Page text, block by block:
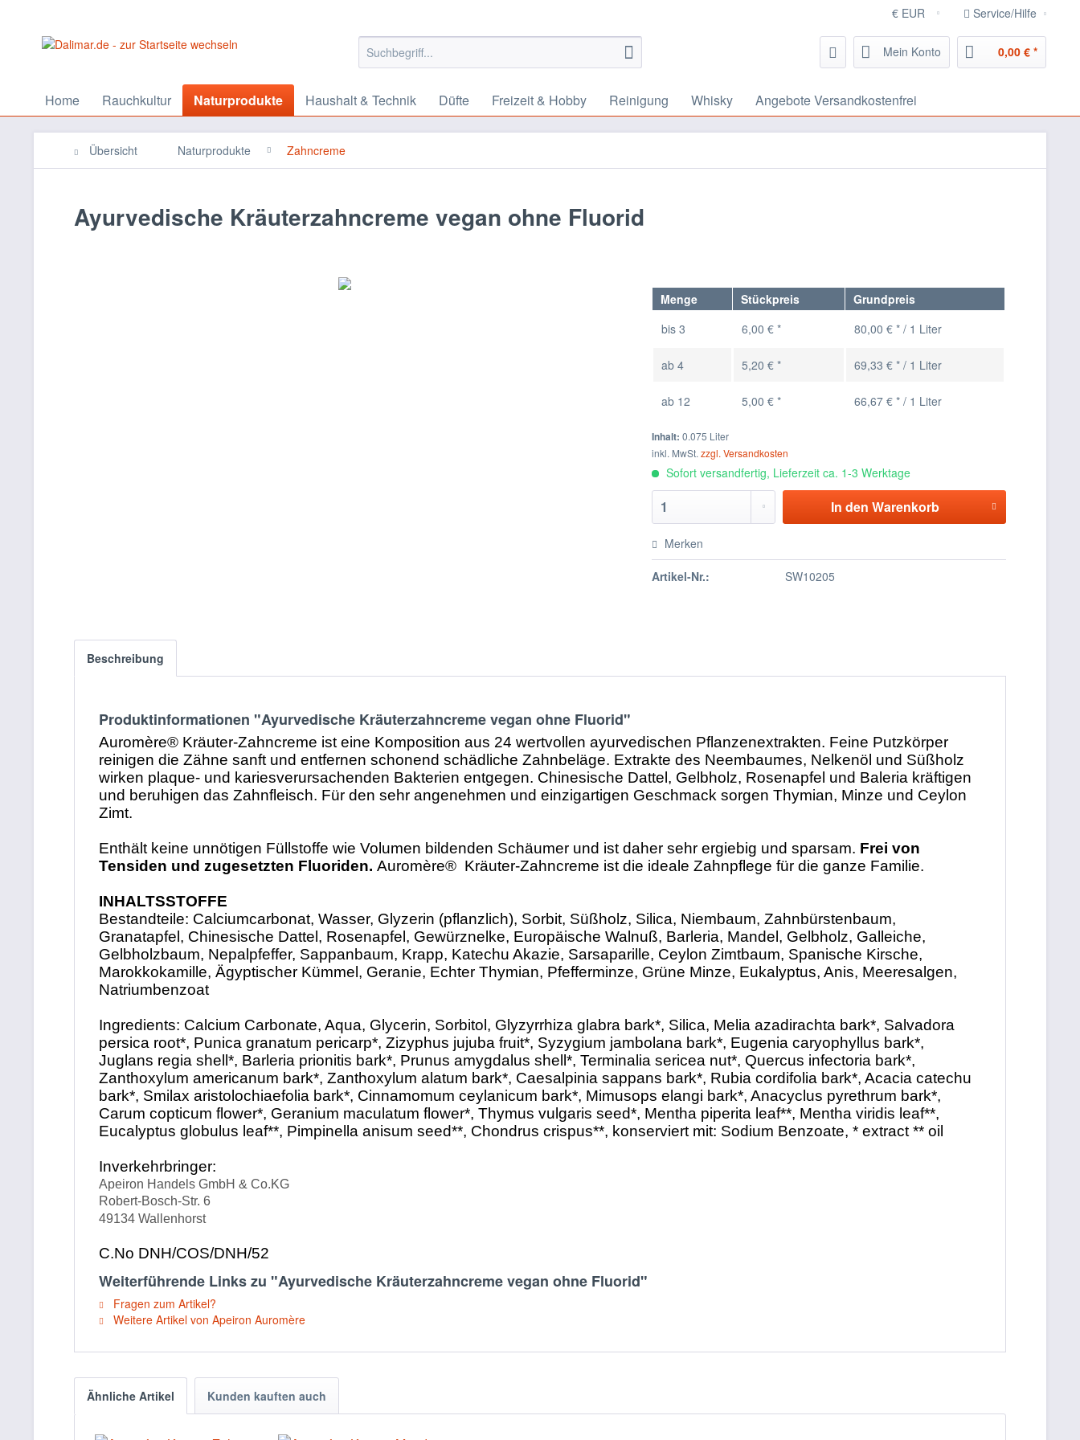
Service/Hilfe
Mein Konto 0,00 € *
Home Rauchkultur Naturprodukte Haushalt & Technik Düfte Freizeit & Hobby Reinigung Whisky Angebote Versandkostenfrei
Übersicht Naturprodukte Zahncreme
Ayurvedische Kräuterzahncreme vegan ohne Fluorid
Menge Stückpreis
Grundpreis
bis3 6,00 € * 80,00 € * / 1 Liter
ab4 5,20 € * 69,33 € * / 1 Liter
ab 12 5,00 € * 66,67 € * / 1 Liter
Inhalt:0.075 Liter
inkl. MwSt.zzgl. Versandkosten
Sofort versandfertig, Lieferzeit ca. 1-3 Werktage
In den Warenkorb
Merken
Artikel-Nr.: SW10205
Beschreibung
Produktinformationen "Ayurvedische Kräuterzahncreme vegan ohne Fluorid"
Auromère® Kräuter-Zahncreme ist eine Komposition aus 24 wertvollen ayurvedischen Pflanzenextrakten. Feine Putzkörper
reinigen die Zähne sanft und entfernen schonend schädliche Zahnbeläge. Extrakte des Neembaumes, Nelkenöl und Süßholz
wirken plaque- und kariesverursachenden Bakterien entgegen. Chinesische Dattel, Gelbholz, Rosenapfel und Baleria kräftigen
und beruhigen das Zahnfleisch. Für den sehr angenehmen und einzigartigen Geschmack sorgen Thymian, Minze und Ceylon
Zimt.
Enthält keine unnötigen Füllstoffe wie Volumen bildenden Schäumer und ist daher sehr ergiebig und sparsam. Frei von
Tensiden und zugesetzten Fluoriden. Auromère® Kräuter-Zahncreme ist die ideale Zahnpflege für die ganze Familie.
INHALTSSTOFFE
Bestandteile: Calciumcarbonat, Wasser, Glyzerin (pflanzlich), Sorbit, Süßholz, Silica, Niembaum, Zahnbürstenbaum,
Granatapfel, Chinesische Dattel, Rosenapfel, Gewürznelke, Europäische Walnuß, Barleria, Mandel, Gelbholz, Galleiche,
Gelbholzbaum, Nepalpfeffer, Sappanbaum, Krapp, Katechu Akazie, Sarsaparille, Ceylon Zimtbaum, Spanische Kirsche,
Marokkokamille, Ägyptischer Kümmel, Geranie, Echter Thymian, Pfefferminze, Grüne Minze, Eukalyptus, Anis, Meeresalgen,
Natriumbenzoat
Ingredients: Calcium Carbonate, Aqua, Glycerin, Sorbitol, Glyzyrrhiza glabra bark*, Silica, Melia azadirachta bark*, Salvadora
persica root*, Punica granatum pericarp*, Zizyphus jujuba fruit*, Syzygium jambolana bark*, Eugenia caryophyllus bark*,
Juglans regia shell*, Barleria prionitis bark*, Prunus amygdalus shell*, Terminalia sericea nut*, Quercus infectoria bark*,
Zanthoxylum americanum bark*, Zanthoxylum alatum bark*, Caesalpinia sappans bark*, Rubia cordifolia bark*, Acacia catechu
bark*, Smilax aristolochiaefolia bark*, Cinnamomum ceylanicum bark*, Mimusops elangi bark*, Anacyclus pyrethrum bark*,
Carum copticum flower*, Geranium maculatum flower*, Thymus vulgaris seed*, Mentha piperita leaf**, Mentha viridis leaf**,
Eucalyptus globulus leaf**, Pimpinella anisum seed**, Chondrus crispus**, konserviert mit: Sodium Benzoate, * extract ** oil
Inverkehrbringer:
Apeiron Handels GmbH & Co.KG
Robert-Bosch-Str. 6
49134 Wallenhorst
C.No DNH/COS/DNH/52
Weiterführende Links zu "Ayurvedische Kräuterzahncreme vegan ohne Fluorid"
Fragen zum Artikel?
Weitere Artikel von Apeiron Auromère
Ähnliche Artikel Kunden kauften auch